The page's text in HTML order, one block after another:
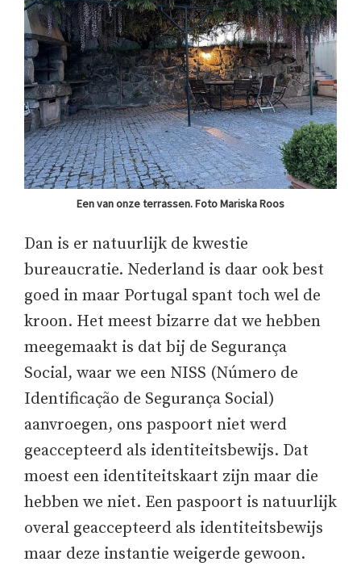
Een van onze terrassen. Foto Mariska Roos
Dan is er natuurlijk de kwestie
bureaucratie. Nederland is daar ook best
goed in maar Portugal spant toch wel de
kroon. Het meest bizarre dat we hebben
meegemaakt is dat bij de Segurança
Social, waar we een NISS (Número de
Identificação de Segurança Social)
aanvroegen, ons paspoort niet werd
geaccepteerd als identiteitsbewijs. Dat
moest een identiteitskaart zijn maar die
hebben we niet. Een paspoort is natuurlijk
overal geaccepteerd als identiteitsbewijs
maar deze instantie weigerde gewoon.